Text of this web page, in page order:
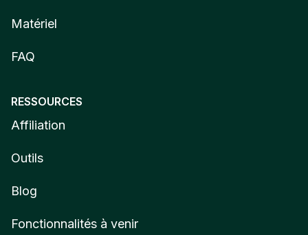
Matériel
FAQ
RESSOURCES
Affiliation
Outils
Blog
Fonctionnalités à venir